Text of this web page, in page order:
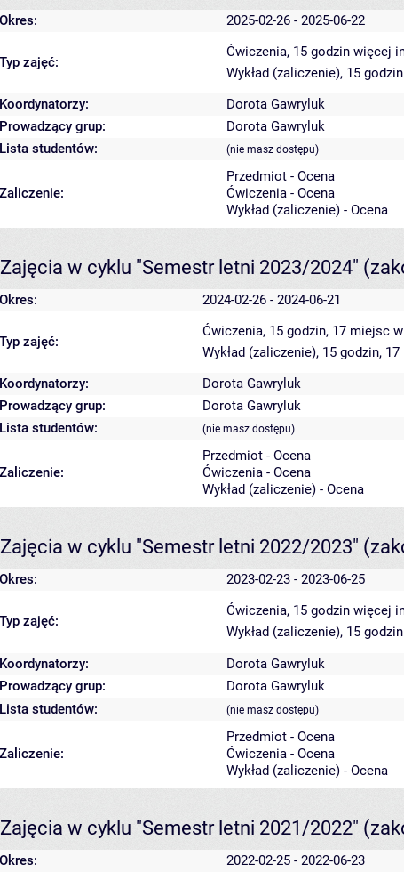
Okres: 2025-02-26 - 2025-06-22
Typ zajęć:
Ćwiczenia, 15 godzin więcej
Wykład (zaliczenie), 15 godzin
Koordynatorzy:
Dorota Gawryluk
Prowadzący grup:
Dorota Gawryluk
Lista studentów:
(nie masz dostępu)
Zaliczenie:
Przedmiot - Ocena
Ćwiczenia - Ocena
Wykład (zaliczenie) - Ocena
Zajęcia w cyklu "Semestr letni 2023/2024"
Okres: 2024-02-26 - 2024-06-21
Typ zajęć:
Ćwiczenia, 15 godzin, 17 miejsc
Wykład (zaliczenie), 15 godzin,
Koordynatorzy:
Dorota Gawryluk
Prowadzący grup:
Dorota Gawryluk
Lista studentów:
(nie masz dostępu)
Zaliczenie:
Przedmiot - Ocena
Ćwiczenia - Ocena
Wykład (zaliczenie) - Ocena
Zajęcia w cyklu "Semestr letni 2022/2023"
Okres: 2023-02-23 - 2023-06-25
Typ zajęć:
Ćwiczenia, 15 godzin więcej
Wykład (zaliczenie), 15 godzin
Koordynatorzy:
Dorota Gawryluk
Prowadzący grup:
Dorota Gawryluk
Lista studentów:
(nie masz dostępu)
Zaliczenie:
Przedmiot - Ocena
Ćwiczenia - Ocena
Wykład (zaliczenie) - Ocena
Zajęcia w cyklu "Semestr letni 2021/2022"
Okres: 2022-02-25 - 2022-06-23